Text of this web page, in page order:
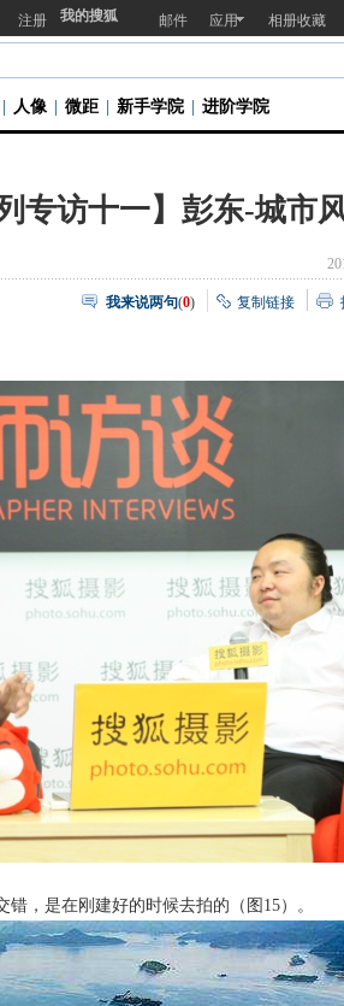
注册 我的搜狐 邮件 应用 相册收藏
人像 微距 新手学院 进阶学院
专访十一】彭东-城市
我来说两句(0) 复制链接
，是在刚建好的时候去拍的（图15）。